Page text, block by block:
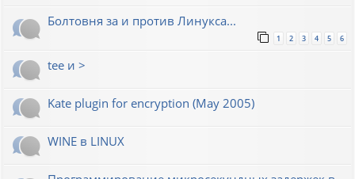
Болтовня за и против Линукса...
1 2 3 4 5 6
tee и >
Kate plugin for encryption (May 2005)
WINE в LINUX